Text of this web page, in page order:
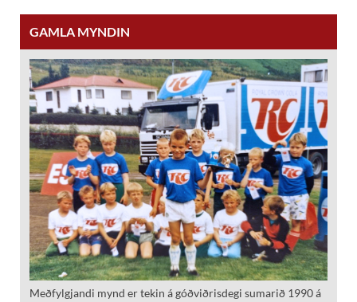
GAMLA MYNDIN
Meðfylgjandi mynd er tekin á góðviðrisdegi sumarið 1990 á